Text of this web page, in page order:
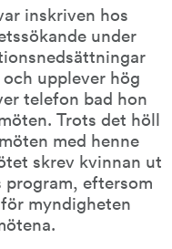
inskriven hos
under
upplever hög
telefon bad hon
Trots det höll
med henne
skrev kvinnan ut
eftersom
myndigheten